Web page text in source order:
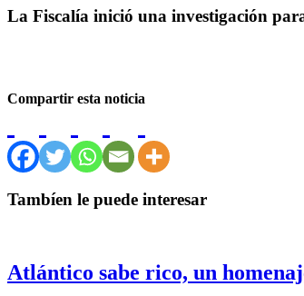
La Fiscalía inició una investigación para
Compartir esta noticia
Tambíen le puede interesar
Atlántico sabe rico, un